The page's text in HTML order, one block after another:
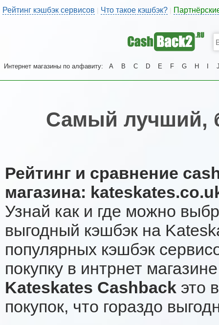
Рейтинг кэшбэк сервисов | Что такое кэшбэк?
Интернет магазины по алфавиту: A B C D E F G H
Самый лучший,
Рейтинг и сравнение
магазина:
Узнай как и где можно
выгодный кэшбэк на
популярных кэшбэк
покупку в интрнет
Kateskates Cashback это
покупок, что гораздо